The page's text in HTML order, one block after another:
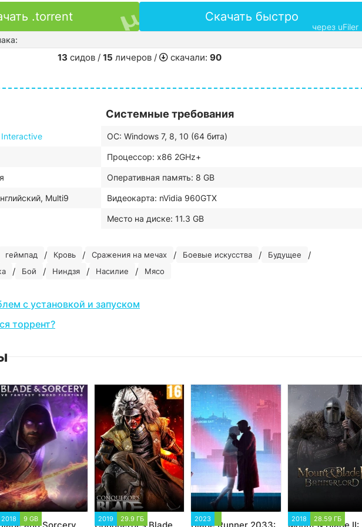
.torrent Скачать быстро
через uFiler
13 сидов / 15 личеров / скачали: 90
Interactive
Multi9
Системные требования
ОС: Windows 7, 8, 10 (64 бита)
Процессор: x86 2GHz+
Оперативная память: 8 GB
Видеокарта: nVidia 960GTX
Место на диске: 11.3 GB
геймпад / Кровь / Сражения на мечах / Боевые искусства / Будущее /
/ Бой / Ниндзя / Насилие / Мясо
с установкой и запуском
торрент?
2018 9 GB 2019 29.9 ГБ 2023 2018 28.59 ГБ